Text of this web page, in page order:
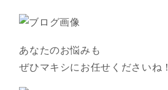
あなたのお悩みも
ぜひマキシにお任せくださいね！